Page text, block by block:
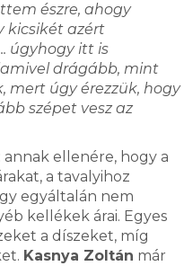
észre, ahogy
kicsikét azért
úgyhogy itt is
drágább, mint
mert úgy érezzük, hogy
szépet vesz az
ellenére, hogy a
a tavalyihoz
egyáltalán nem
kellékek árai. Egyes
a díszeket, míg
Kasnya Zoltán már